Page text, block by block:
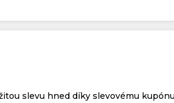
slevu hned díky slevovému